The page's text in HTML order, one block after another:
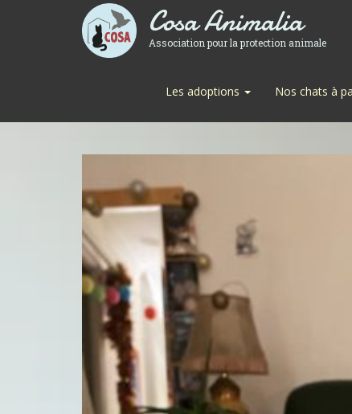
Cosa Animalia
Association pour la protection animale
Les adoptions Nos chats à